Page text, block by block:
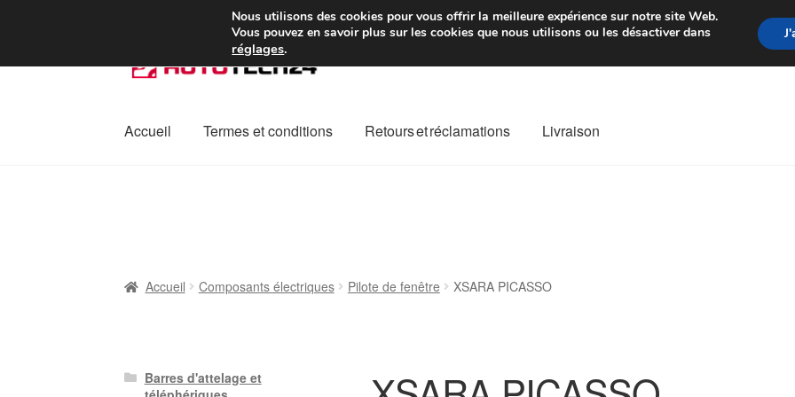
Colissimo livraison à partir de 7 EUR Du lundi au
à
navigation
au
Accueil Termes et conditions Retours et réclamations Livraison
Accueil Composants électriques Pilote de fenêtre XSARA PICASSO
Barres d'attelage et
Nous utilisons des cookies pour vous offrir la meilleure expérience sur notre site Web.
Vous pouvez en savoir plus sur les cookies que nous utilisons ou les désactiver dans
réglages.